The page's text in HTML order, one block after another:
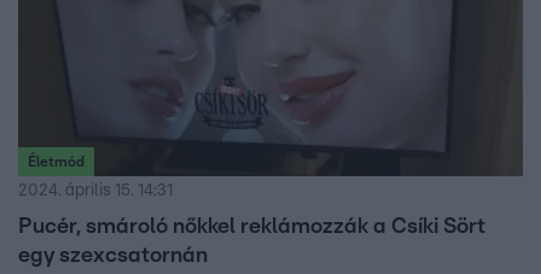
Életmód
2024. április 15. 14:31
Pucér, smároló nőkkel reklámozzák a Csíki Sört
egy szexcsatornán